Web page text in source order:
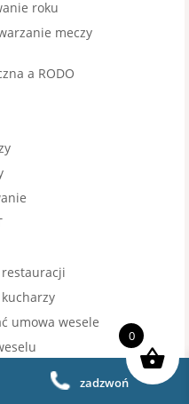
roku
meczy
a RODO
umowa wesele
zadzwoń
0